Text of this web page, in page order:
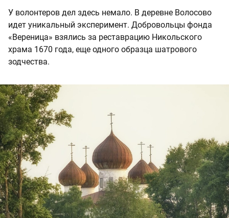
У волонтеров дел здесь немало. В деревне Волосово
идет уникальный эксперимент. Добровольцы фонда
«Вереница» взялись за реставрацию Никольского
храма 1670 года, еще одного образца шатрового
зодчества.